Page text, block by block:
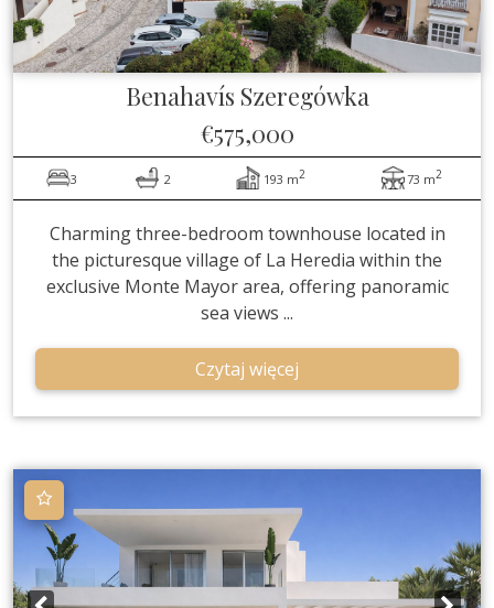
Benahavís Szeregówka
€575,000
3 2 193 m2 73 m2
Charming three-bedroom townhouse located in
the picturesque village of La Heredia within the
exclusive Monte Mayor area, offering panoramic
sea views ...
Czytaj więcej